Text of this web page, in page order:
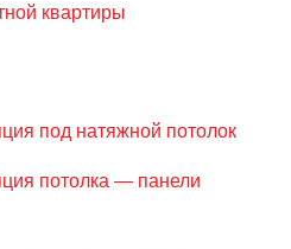
квартиры
под натяжной потолок
потолка — панели